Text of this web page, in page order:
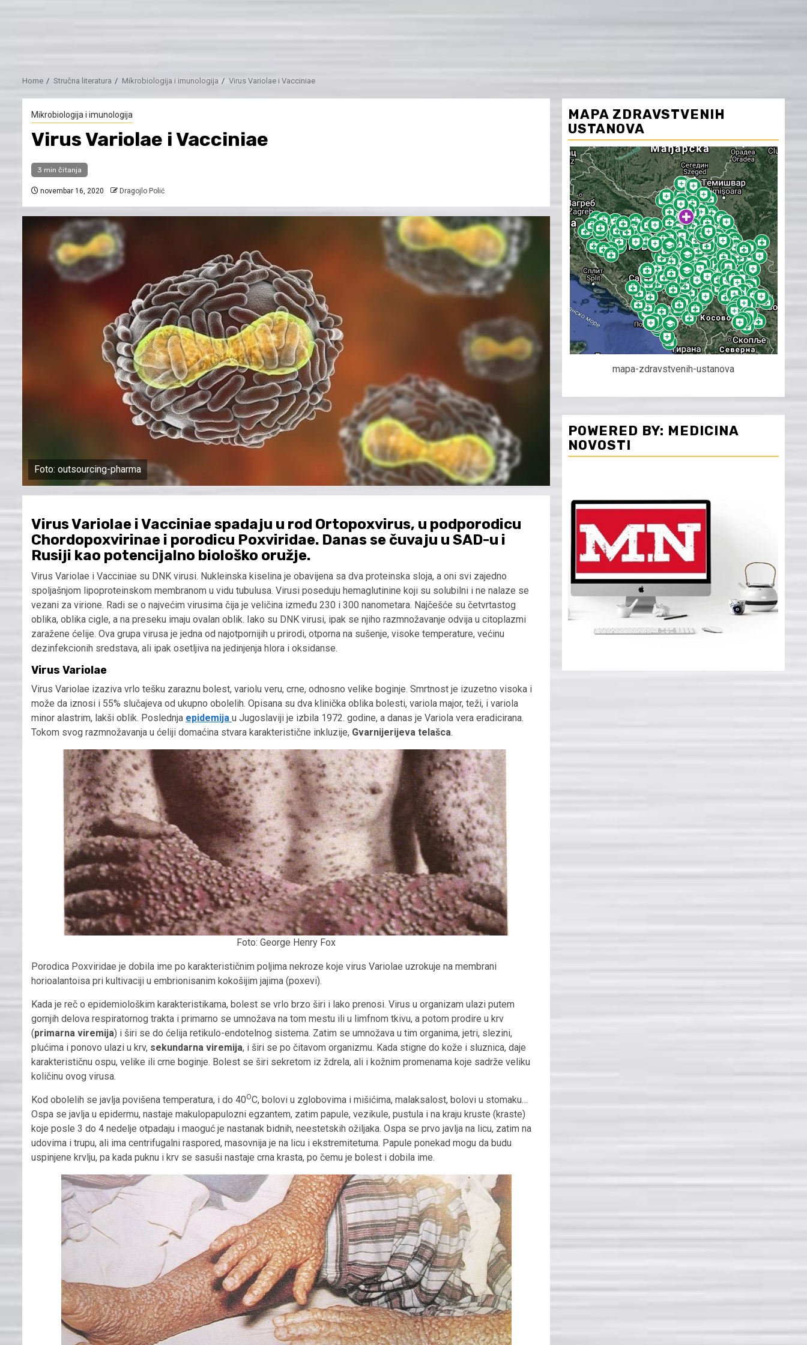
Home Stručna literatura Mikrobiologija i imunologija Virus Variolae i Vacciniae
Mikrobiologija i imunologija
Virus Variolae i Vacciniae
3 min čitanja
novembar 16, 2020 Dragojlo Polić
Foto: outsourcing-pharma
Virus Variolae i Vacciniae spadaju u rod Ortopoxvirus, u podporodicu
Chordopoxvirinae i porodicu Poxviridae. Danas se čuvaju u SAD-u i
Rusiji kao potencijalno biološko oružje.
Virus Variolae i Vacciniae su DNK virusi. Nukleinska kiselina je obavijena sa dva proteinska sloja, a oni svi zajedno
spoljašnjom lipoproteinskom membranom u vidu tubulusa. Virusi poseduju hemaglutinine koji su solubilni i ne nalaze se
vezani za virione. Radi se o najvećim virusima čija je veličina između 230 i 300 nanometara. Najčešće su četvrtastog
oblika, oblika cigle, a na preseku imaju ovalan oblik. Iako su DNK virusi, ipak se njiho razmnožavanje odvija u citoplazmi
zaražene ćelije. Ova grupa virusa je jedna od najotpornijih u prirodi, otporna na sušenje, visoke temperature, većinu
dezinfekcionih sredstava, ali ipak osetljiva na jedinjenja hlora i oksidanse.
Virus Variolae
Virus Variolae izaziva vrlo tešku zaraznu bolest, variolu veru, crne, odnosno velike boginje. Smrtnost je izuzetno visoka i
može da iznosi i 55% slučajeva od ukupno obolelih. Opisana su dva klinička oblika bolesti, variola major, teži, i variola
minor alastrim, lakši oblik. Poslednja epidemija u Jugoslaviji je izbila 1972. godine, a danas je Variola vera eradicirana.
Tokom svog razmnožavanja u ćeliji domaćina stvara karakteristične inkluzije, Gvarnijerijeva telašca.
Foto: George Henry Fox
Porodica Poxviridae je dobila ime po karakterističnim poljima nekroze koje virus Variolae uzrokuje na membrani
horioalantoisa pri kultivaciji u embrionisanim kokošijim jajima (poxevi).
Kada je reč o epidemiološkim karakteristikama, bolest se vrlo brzo širi i lako prenosi. Virus u organizam ulazi putem
gornjih delova respiratornog trakta i primarno se umnožava na tom mestu ili u limfnom tkivu, a potom prodire u krv
(primarna viremija) i širi se do ćelija retikulo-endotelnog sistema. Zatim se umnožava u tim organima, jetri, slezini,
plućima i ponovo ulazi u krv, sekundarna viremija, i širi se po čitavom organizmu. Kada stigne do kože i sluznica, daje
karakterističnu ospu, velike ili crne boginje. Bolest se širi sekretom iz ždrela, ali i kožnim promenama koje sadrže veliku
količinu ovog virusa.
Kod obolelih se javlja povišena temperatura, i do 40OC, bolovi u zglobovima i mišićima, malaksalost, bolovi u stomaku…
Ospa se javlja u epidermu, nastaje makulopapulozni egzantem, zatim papule, vezikule, pustula i na kraju kruste (kraste)
koje posle 3 do 4 nedelje otpadaju i maoguć je nastanak bidnih, neestetskih ožiljaka. Ospa se prvo javlja na licu, zatim na
udovima i trupu, ali ima centrifugalni raspored, masovnija je na licu i ekstremitetuma. Papule ponekad mogu da budu
uspinjene krvlju, pa kada puknu i krv se sasuši nastaje crna krasta, po čemu je bolest i dobila ime.
MAPA ZDRAVSTVENIH
USTANOVA
mapa-zdravstvenih-ustanova
POWERED BY: MEDICINA
NOVOSTI